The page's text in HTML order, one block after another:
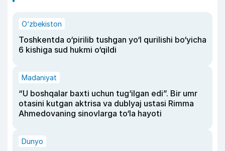
O‘zbekiston
Toshkentda o‘pirilib tushgan yo‘l qurilishi bo‘yicha
6 kishiga sud hukmi o‘qildi
Madaniyat
“U boshqalar baxti uchun tug‘ilgan edi”. Bir umr
otasini kutgan aktrisa va dublyaj ustasi Rimma
Ahmedovaning sinovlarga to‘la hayoti
Dunyo